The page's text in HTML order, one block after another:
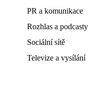
PR a komunikace
Rozhlas a podcasty
Sociální sítě
Televize a vysílání